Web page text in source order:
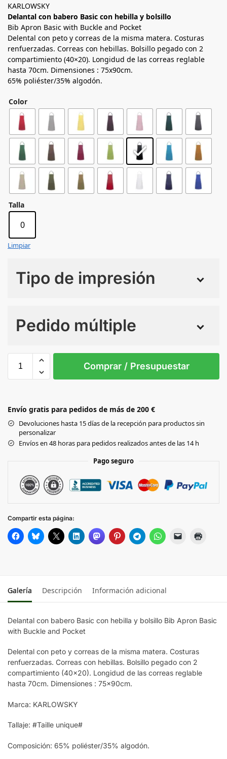
KARLOWSKY
Delantal con babero Basic con hebilla y bolsillo
Bib Apron Basic with Buckle and Pocket
Delental con peto y correas de la misma matera. Costuras
renfuerzadas. Correas con hebillas. Bolsillo pegado con 2
compartimiento (40×20). Longidud de las correas reglable
hasta 70cm. Dimensiones : 75x90cm.
65% poliéster/35% algodón.
Color
Talla
0
Limpiar
Tipo de impresión
Pedido múltiple
NAVY
SAND
WHITE
FOREST GREEN
ANTHRACITE
MOSS GREEN
Comprar / Presupuestar
Envío gratis para pedidos de más de 200 €
Devoluciones hasta 15 días de la recepción para productos sin
personalizar
Envíos en 48 horas para pedidos realizados antes de las 14 h
Pago seguro
Compartir esta página:
Galería Descripción Información adicional
Delantal con babero Basic con hebilla y bolsillo Bib Apron Basic
with Buckle and Pocket
Delental con peto y correas de la misma matera. Costuras
renfuerzadas. Correas con hebillas. Bolsillo pegado con 2
compartimiento (40×20). Longidud de las correas reglable
hasta 70cm. Dimensiones : 75x90cm.
Marca: KARLOWSKY
Tallaje: #Taille unique#
Composición: 65% poliéster/35% algodón.